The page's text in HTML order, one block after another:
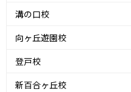
溝の口校
向ヶ丘遊園校
登戸校
新百合ヶ丘校